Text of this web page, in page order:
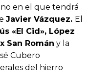
en el que tendrá
Javier Vázquez. El
«El Cid», López
San Román y la
Cubero
del hierro